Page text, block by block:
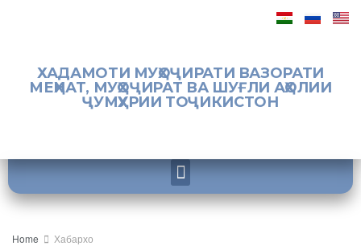
ХАДАМОТИ МУҲОҶИРАТИ ВАЗОРАТИ
МЕҲНАТ, МУҲОҶИРАТ ВА ШУҒЛИ АҲОЛИИ
ҶУМҲУРИИ ТОҶИКИСТОН
Home Хабархо